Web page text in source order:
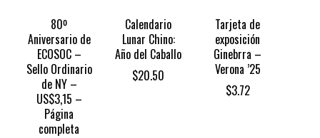
80º
Aniversario de
ECOSOC –
Sello Ordinario
de NY –
US$3,15 –
Página
completa
Calendario
Lunar Chino:
Año del Caballo
$20.50
Tarjeta de
exposición
Ginebrra –
Verona ’25
$3.72